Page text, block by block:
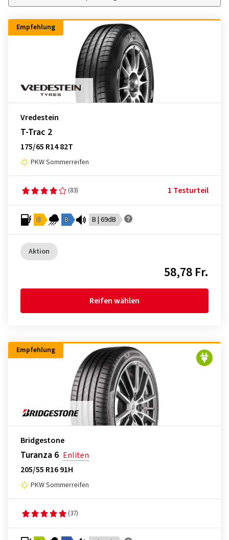
Empfehlung
Vredestein
T-Trac 2
175/65 R14 82T
PKW Sommerreifen
(83) 1 Testurteil
D B B | 69dB
Aktion
58,78 Fr.
Reifen wählen
Empfehlung
Bridgestone
Turanza 6 Enliten
205/55 R16 91H
PKW Sommerreifen
(37)